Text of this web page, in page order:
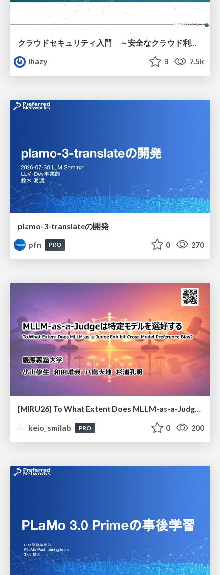
クラウドセキュリティ入門 ～安全なクラウド利用のための基礎知識～
lhazy
8 7.5k
plamo-3-translateの開発
pfn
PRO 0 270
[MIRU26] To What Extent Does MLLM-as-a-Judge Exhibit Cross-Model Preference Bias?
keio_smilab
PRO 0 200